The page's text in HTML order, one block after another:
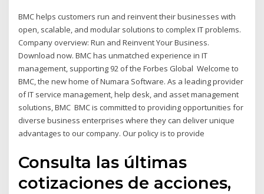
BMC helps customers run and reinvent their businesses with
open, scalable, and modular solutions to complex IT problems.
Company overview: Run and Reinvent Your Business.
Download now. BMC has unmatched experience in IT
management, supporting 92 of the Forbes Global Welcome to
BMC, the new home of Numara Software. As a leading provider
of IT service management, help desk, and asset management
solutions, BMC BMC is committed to providing opportunities for
diverse business enterprises where they can deliver unique
advantages to our company. Our policy is to provide
Consulta las últimas
cotizaciones de acciones,